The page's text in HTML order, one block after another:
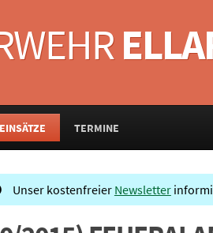
EINSÄTZE TERMINE
Unser kostenfreier Newsletter